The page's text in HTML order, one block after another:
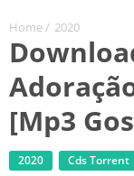
Home / 2020
[Mp3
2020 Cds Torrent